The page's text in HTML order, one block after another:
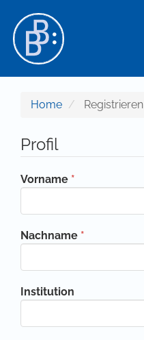
Hauptinhalt
Sidebar
Home Registrieren
Profil
Vorname *
Nachname *
Institution